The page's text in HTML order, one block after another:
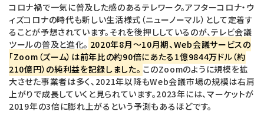
コロナ禍で一気に普及した感のあるテレワーク。アフターコロナ・ウ
ィズコロナの時代も新しい生活様式（ニューノーマル）として定着す
ることが予想されています。それを後押ししているのが、テレビ会議
ツールの普及と進化。 2020年8月～10月期、Web会議サービスの
「Zoom（ズーム）は前年比の約90倍にあたる1億9844万ドル（約
210億円）の純利益を記録しました。 このZoomのように規模を拡
大させた事業者は多く、2021年以降もWeb会議市場の規模は右肩
上がりで成長していくと見られています。2023年には、マーケットが
2019年の3倍に膨れ上がるという予測もあるほどです。